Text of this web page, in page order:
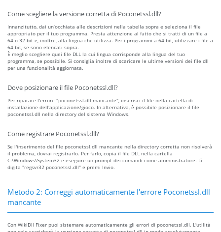
Come scegliere la versione corretta di Poconetssl.dll?
Innanzitutto, dai un’occhiata alle descrizioni nella tabella sopra e seleziona il file
appropriato per il tuo programma. Presta attenzione al fatto che si tratti di un file a
64 o 32 bit e, inoltre, alla lingua che utilizza. Per i programmi a 64 bit, utilizzare i file a
64 bit, se sono elencati sopra.
È meglio scegliere quei file DLL la cui lingua corrisponde alla lingua del tuo
programma, se possibile. Si consiglia inoltre di scaricare le ultime versioni dei file dll
per una funzionalità aggiornata.
Dove posizionare il file Poconetssl.dll?
Per riparare l'errore "poconetssl.dll mancante", inserisci il file nella cartella di
installazione dell'applicazione/gioco. In alternativa, è possibile posizionare il file
poconetssl.dll nella directory del sistema Windows.
Come registrare Poconetssl.dll?
Se l'inserimento del file poconetssl.dll mancante nella directory corretta non risolverà
il problema, dovrai registrarlo. Per farlo, copia il file DLL nella cartella
C:\Windows\System32 e eseguire un prompt dei comandi come amministratore. Lì
digita "regsvr32 poconetssl.dll" e premi Invio.
Metodo 2: Correggi automaticamente l'errore Poconetssl.dll
mancante
Con WikiDll Fixer puoi sistemare automaticamente gli errori di poconetssl.dll. L'utilità